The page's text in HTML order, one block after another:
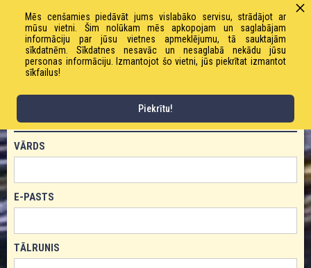
Svars: 890 g / m
Darba spiediens: 0,6 bāri
VĀRDS
E-PASTS
TĀLRUNIS
Mēs cenšamies piedāvāt jums vislabāko servisu, strādājot ar
mūsu vietni. Šim nolūkam mēs apkopojam un saglabājam
informāciju par jūsu vietnes apmeklējumu, tā sauktajām
sīkdatnēm. Sīkdatnes nesavāc un nesaglabā nekādu jūsu
personas informāciju. Izmantojot šo vietni, jūs piekrītat izmantot
sīkfailus!
Piekrītu!